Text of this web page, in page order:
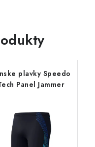
plavky Speedo
Panel Jammer